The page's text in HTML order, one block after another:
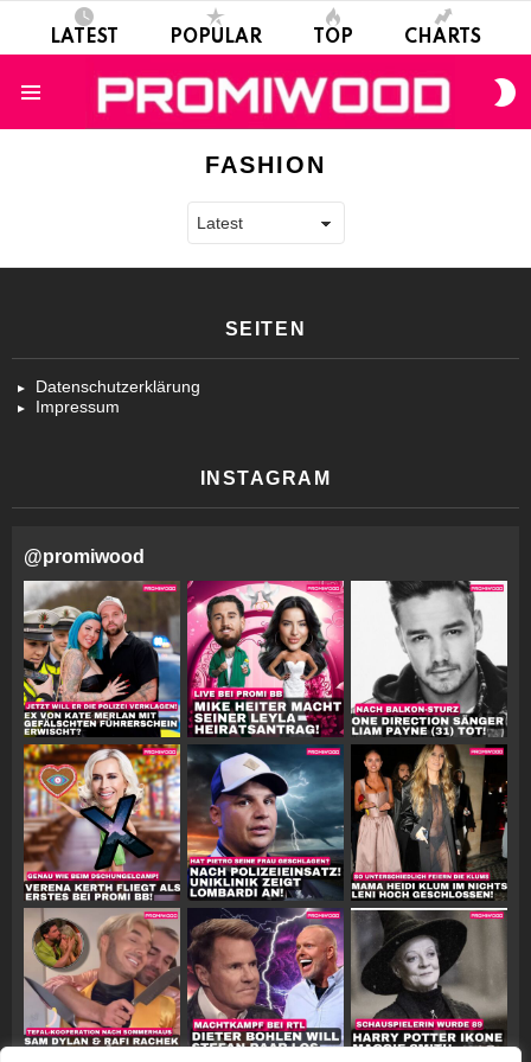
LATEST POPULAR TOP CHARTS
FASHION
SEITEN
Datenschutzerklärung
Impressum
INSTAGRAM
@promiwood